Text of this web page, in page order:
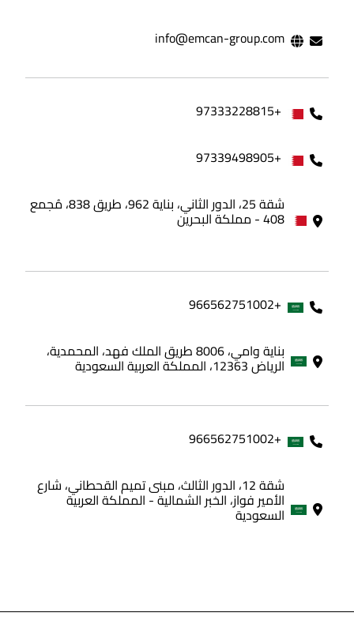
info@emcan-group.com
+97333228815
+97339498905
شقة 25، الدور الثاني، بناية 962، طريق 838، مُجمع
408 - مملكة البحرين
+966562751002
بناية وامي، 8006 طريق الملك فهد، المحمدية،
الرياض 12363، المملكة العربية السعودية
+966562751002
شقة 12، الدور الثالث، مبنى تميم القحطاني، شارع
الأمير فواز، الخبر الشمالية - المملكة العربية
السعودية